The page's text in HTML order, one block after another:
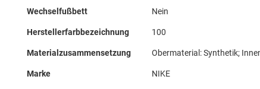
Wechselfußbett Nein
Herstellerfarbbezeichnung 100
Materialzusammensetzung Obermaterial: Synthetik;
Marke NIKE